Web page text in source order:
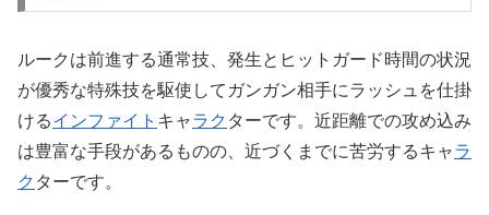
ルークは前進する通常技、発生とヒットガード時間の状況
が優秀な特殊技を駆使してガンガン相手にラッシュを仕掛
けるインファイト キャラク ターです。近距離での攻め込み
は豊富な手段があるものの、近づくまでに苦労するキャラ
ク ターです。